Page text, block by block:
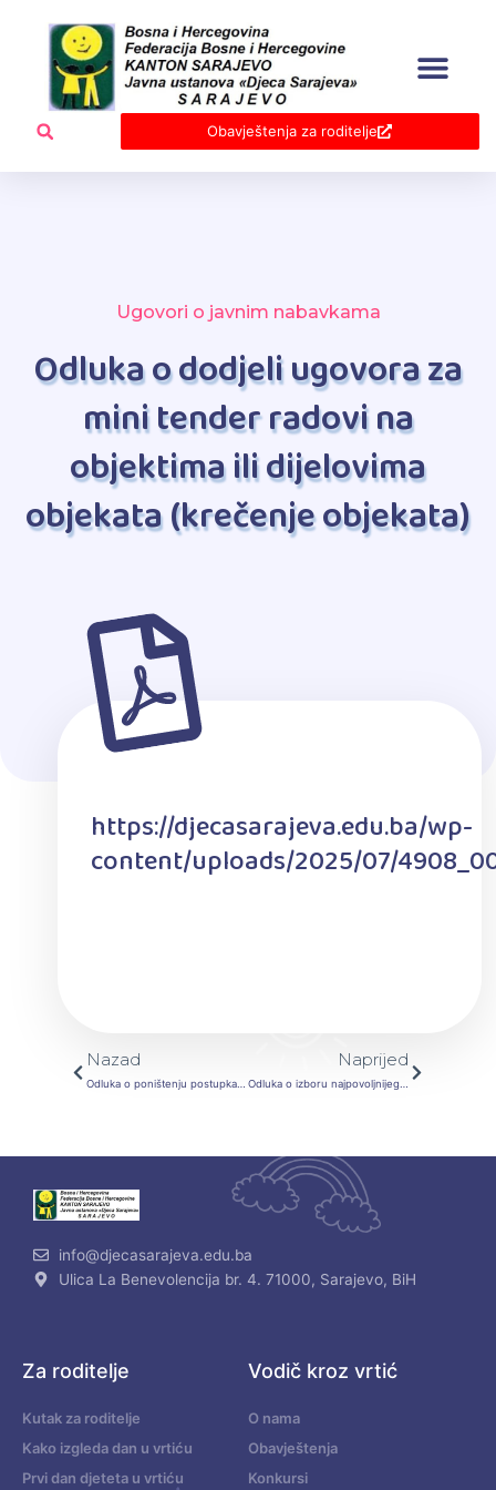
content
Obavještenja za roditelje
Ugovori o javnim nabavkama
Odluka o dodjeli ugovora za
mini tender radovi na
objektima ili dijelovima
objekata (krečenje objekata)
https://djecasarajeva.edu.ba/wp-
content/uploads/2025/07/
Prev
Nazad
Odluka o poništenju postupka JN – Radovi na djelomičnoj rekonstrukciji i djelomičnoj dogradnji postojećeg objekta u vrtiću ”Ljiljani”
Naprijed
Odluka o izboru najpovoljnijeg ponuđača JN Robe – Nabavka i isporuka obrazovnih igri (didaktičkog materijala) za 2025. godinu
info@djecasarajeva.edu.ba
Ulica La Benevolencija br. 4. 71000, Sarajevo, BiH
Za roditelje
Kutak za roditelje
Kako izgleda dan u vrtiću
Prvi dan djeteta u vrtiću
Vodič kroz vrtić
O nama
Obavještenja
Konkursi